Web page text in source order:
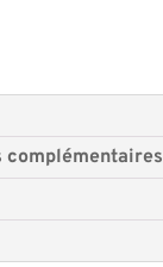
complémentaires